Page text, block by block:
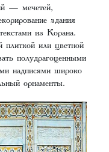
— мечетей,
здания
из Корана.
плиткой или цветной
полудрагоценными
надписями широко
орнаменты.